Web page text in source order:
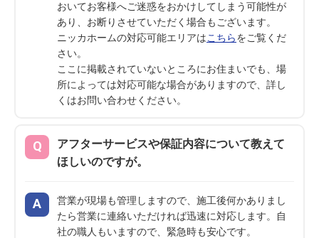
おいてお客様へご迷惑をおかけしてしまう可能性が
あり、お断りさせていただく場合もございます。
ニッカホームの対応可能エリアはこちらをご覧くだ
さい。
ここに掲載されていないところにお住まいでも、場
所によっては対応可能な場合がありますので、詳し
くはお問い合わせください。
アフターサービスや保証内容について教えて
ほしいのですが。
営業が現場も管理しますので、施工後何かありまし
たら営業に連絡いただければ迅速に対応します。自
社の職人もいますので、緊急時も安心です。